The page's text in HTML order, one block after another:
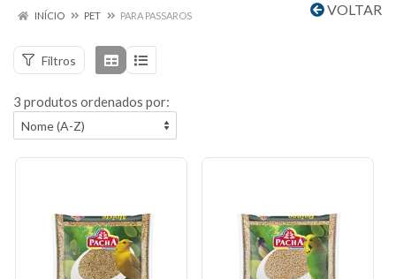
VOLTAR
INÍCIO PET PARA PASSAROS
Filtros
3 produtos ordenados por: